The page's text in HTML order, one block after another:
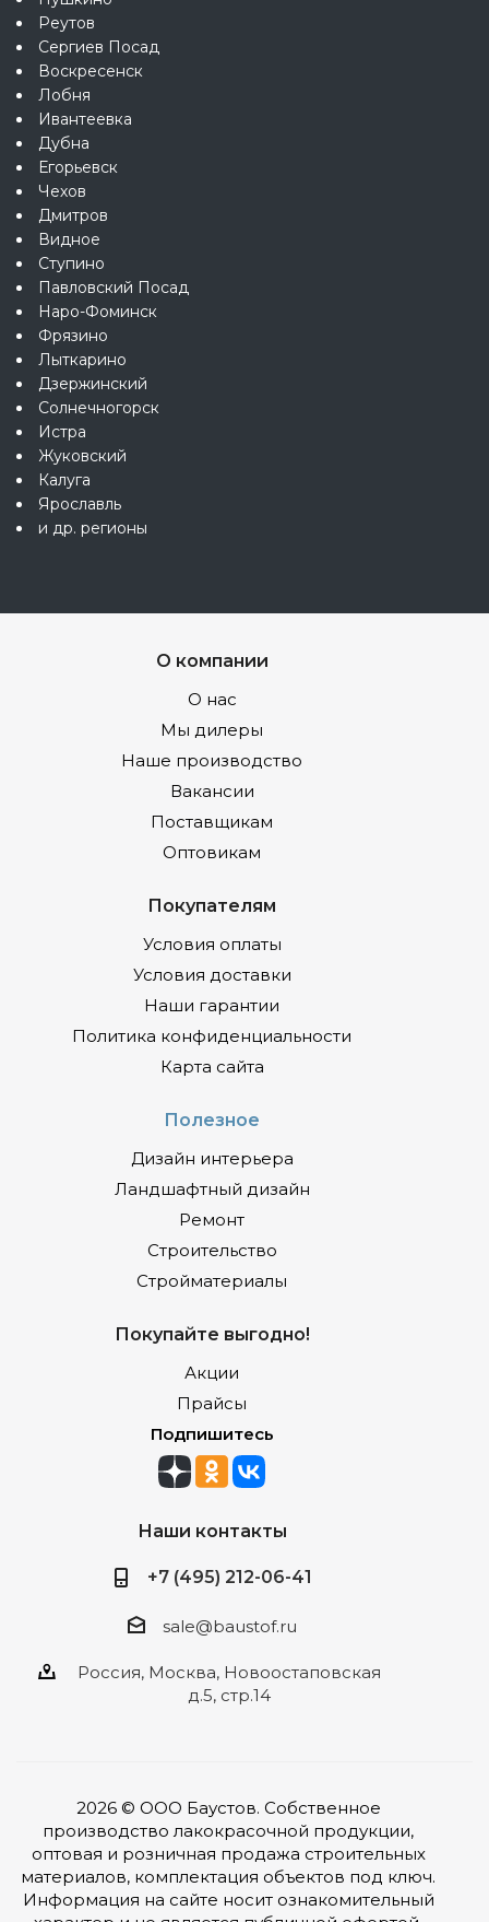
Реутов
Сергиев Посад
Воскресенск
Лобня
Ивантеевка
Дубна
Егорьевск
Чехов
Дмитров
Видное
Ступино
Павловский Посад
Наро-Фоминск
Фрязино
Лыткарино
Дзержинский
Солнечногорск
Истра
Жуковский
Калуга
Ярославль
и др. регионы
О компании
О нас
Мы дилеры
Наше производство
Вакансии
Поставщикам
Оптовикам
Покупателям
Условия оплаты
Условия доставки
Наши гарантии
Политика конфиденциальности
Карта сайта
Полезное
Дизайн интерьера
Ландшафтный дизайн
Ремонт
Строительство
Стройматериалы
Покупайте выгодно!
Акции
Прайсы
Подпишитесь
Наши контакты
+7 (495) 212-06-41
sale@baustof.ru
Россия, Москва, Новоостаповская
д.5, стр.14
2026 © ООО Баустов. Собственное
производство лакокрасочной продукции,
оптовая и розничная продажа строительных
материалов, комплектация объектов под ключ.
Информация на сайте носит ознакомительный